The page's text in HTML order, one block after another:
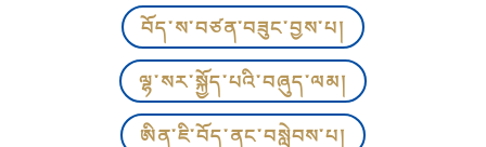
བོད་ས་བཙན་བཟུང་བྱས་པ།
ལྷ་སར་སྐྱོད་པའི་བཞུད་ལམ།
ཨིན་ཇི་བོད་ནང་བསླེབས་པ།